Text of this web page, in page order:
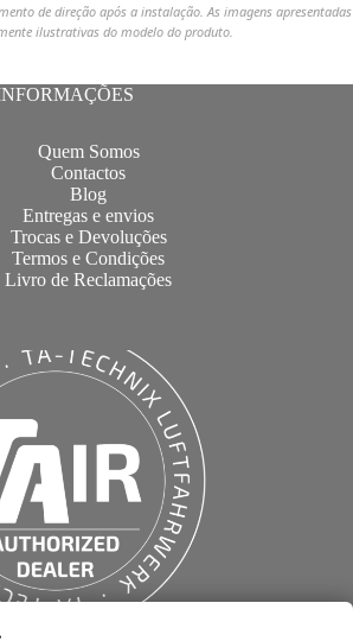
de direção após a instalação. As imagens apresentadas
ilustrativas do modelo do produto.
Quem Somos
Contactos
Blog
Entregas e envios
Trocas e Devoluções
Termos e Condições
Livro de Reclamações